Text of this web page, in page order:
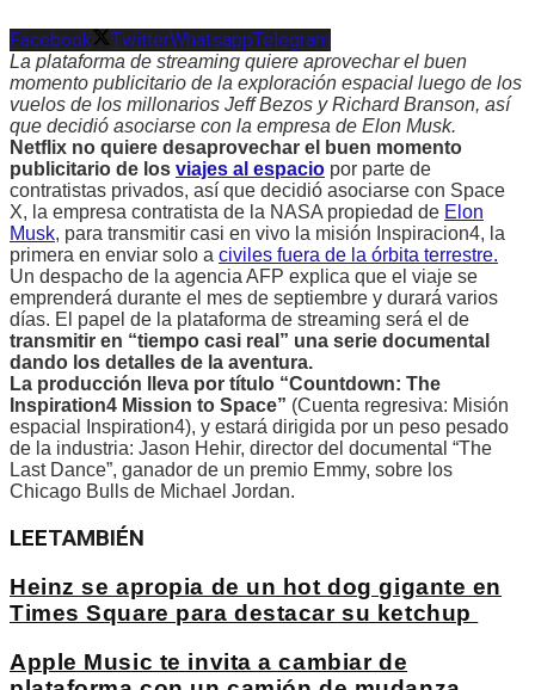
Facebook TwitterWhatsappTelegram
La plataforma de streaming quiere aprovechar el buen
momento publicitario de la exploración espacial luego de los
vuelos de los millonarios Jeff Bezos y Richard Branson, así
que decidió asociarse con la empresa de Elon Musk.
Netflix no quiere desaprovechar el buen momento
publicitario de los viajes al espacio por parte de
contratistas privados, así que decidió asociarse con Space
X, la empresa contratista de la NASA propiedad de Elon
Musk, para transmitir casi en vivo la misión Inspiracion4, la
primera en enviar solo a civiles fuera de la órbita terrestre.
Un despacho de la agencia AFP explica que el viaje se
emprenderá durante el mes de septiembre y durará varios
días. El papel de la plataforma de streaming será el de
transmitir en “tiempo casi real” una serie documental
dando los detalles de la aventura.
La producción lleva por título “Countdown: The
Inspiration4 Mission to Space” (Cuenta regresiva: Misión
espacial Inspiration4), y estará dirigida por un peso pesado
de la industria: Jason Hehir, director del documental “The
Last Dance”, ganador de un premio Emmy, sobre los
Chicago Bulls de Michael Jordan.
LEETAMBIÉN
Heinz se apropia de un hot dog gigante en
Times Square para destacar su ketchup
Apple Music te invita a cambiar de